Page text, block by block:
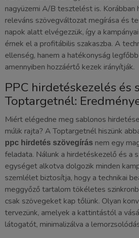
nagyüzemi A/B tesztelést is.
releváns szövegváltozat megírása és
napok alatt elvégezzük, így a
érnek el a profitábilis szakaszba. A
ellenség, hanem a hatékonyság
amennyiben hozzáértő kezek irányítják.
PPC hirdetéskezelés és
Toptargetnél:
Miért elégedne meg sablonos
múlik rajta? A Toptargetnél hiszünk
ppc hirdetés szövegírás nem egy
feladata. Nálunk a hirdetéskezelő és a
egységet alkotva dolgozik minden
szemlélet biztosítja, hogy a technikai
meggyőző tartalom tökéletes
csak szövegeket kap tőlünk. Olyan
tervezünk, amelyek a kattintástól a
látogatót, minimalizálva a